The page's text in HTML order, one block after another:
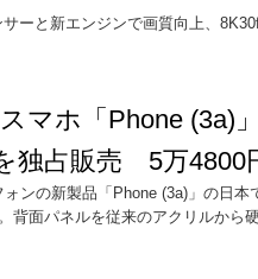
ーと新エンジンで画質向上、
マホ「Phone (3a)
独占販売 5万4800
ンの新製品「Phone (3a)」の日
背面パネルを従来のアクリルから